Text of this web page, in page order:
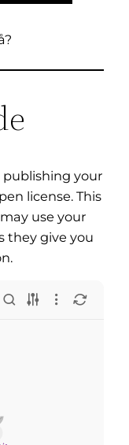
publishing your
license. This
use your
they give you